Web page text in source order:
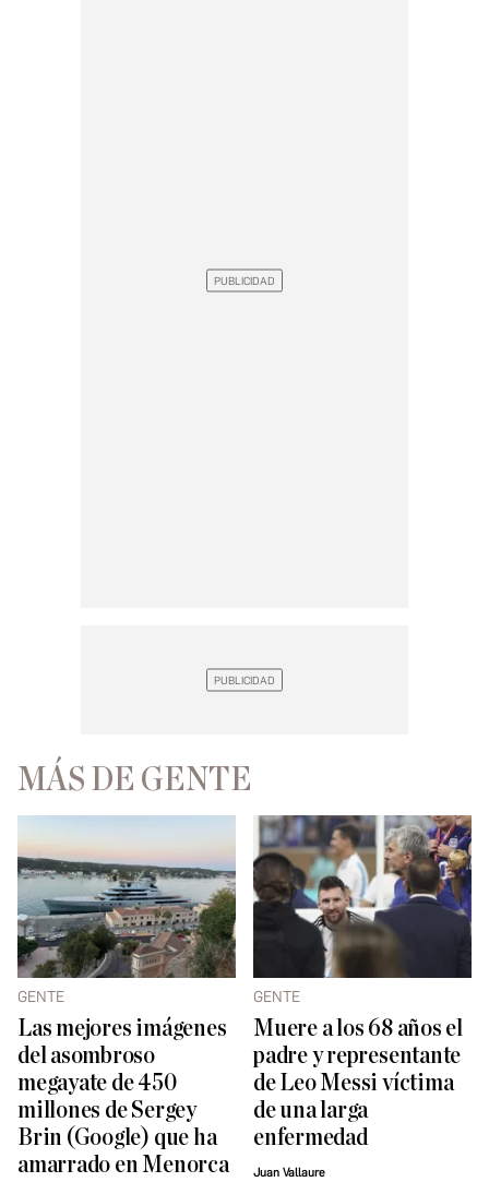
MÁS DE GENTE
GENTE
Las mejores imágenes
del asombroso
megayate de 450
millones de Sergey
Brin (Google) que ha
amarrado en Menorca
GENTE
Muere a los 68 años el
padre y representante
de Leo Messi víctima
de una larga
enfermedad
Juan Vallaure